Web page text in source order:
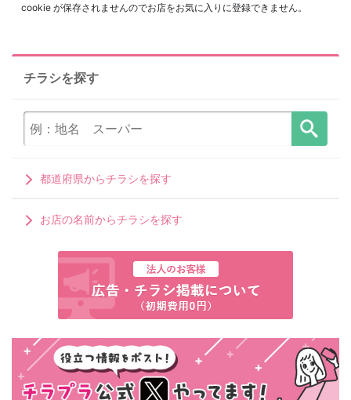
cookie が保存されませんのでお店をお気に入りに登録できません。
チラシを探す
都道府県からチラシを探す
お店の名前からチラシを探す